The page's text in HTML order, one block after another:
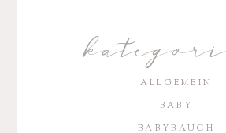
ALLGEMEIN
BABY
BABYBAUCH